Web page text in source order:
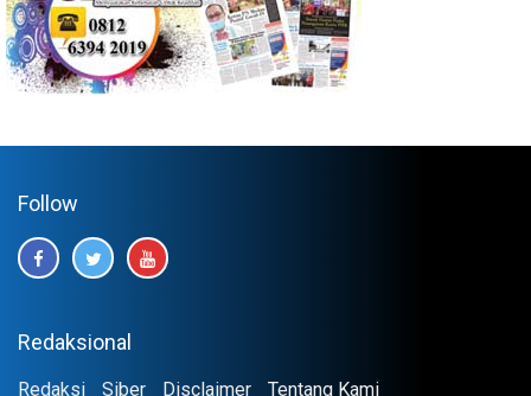
Follow
Redaksional
Redaksi Siber Disclaimer Tentang Kami